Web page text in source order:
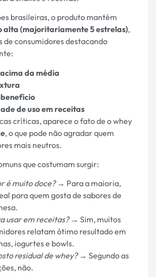
brasileiras, o produto mantém
alta (majoritariamente 5 estrelas),
de consumidores destacando
da média
de uso em receitas
críticas, aparece o fato de o whey
, o que pode não agradar quem
mais neutros.
que costumam surgir:
é muito doce?→ Para a maioria,
para quem gosta de sabores de
usar em receitas?→ Sim, muitos
relatam ótimo resultado em
iogurtes e bowls.
residual de whey?→ Segundo as
não.